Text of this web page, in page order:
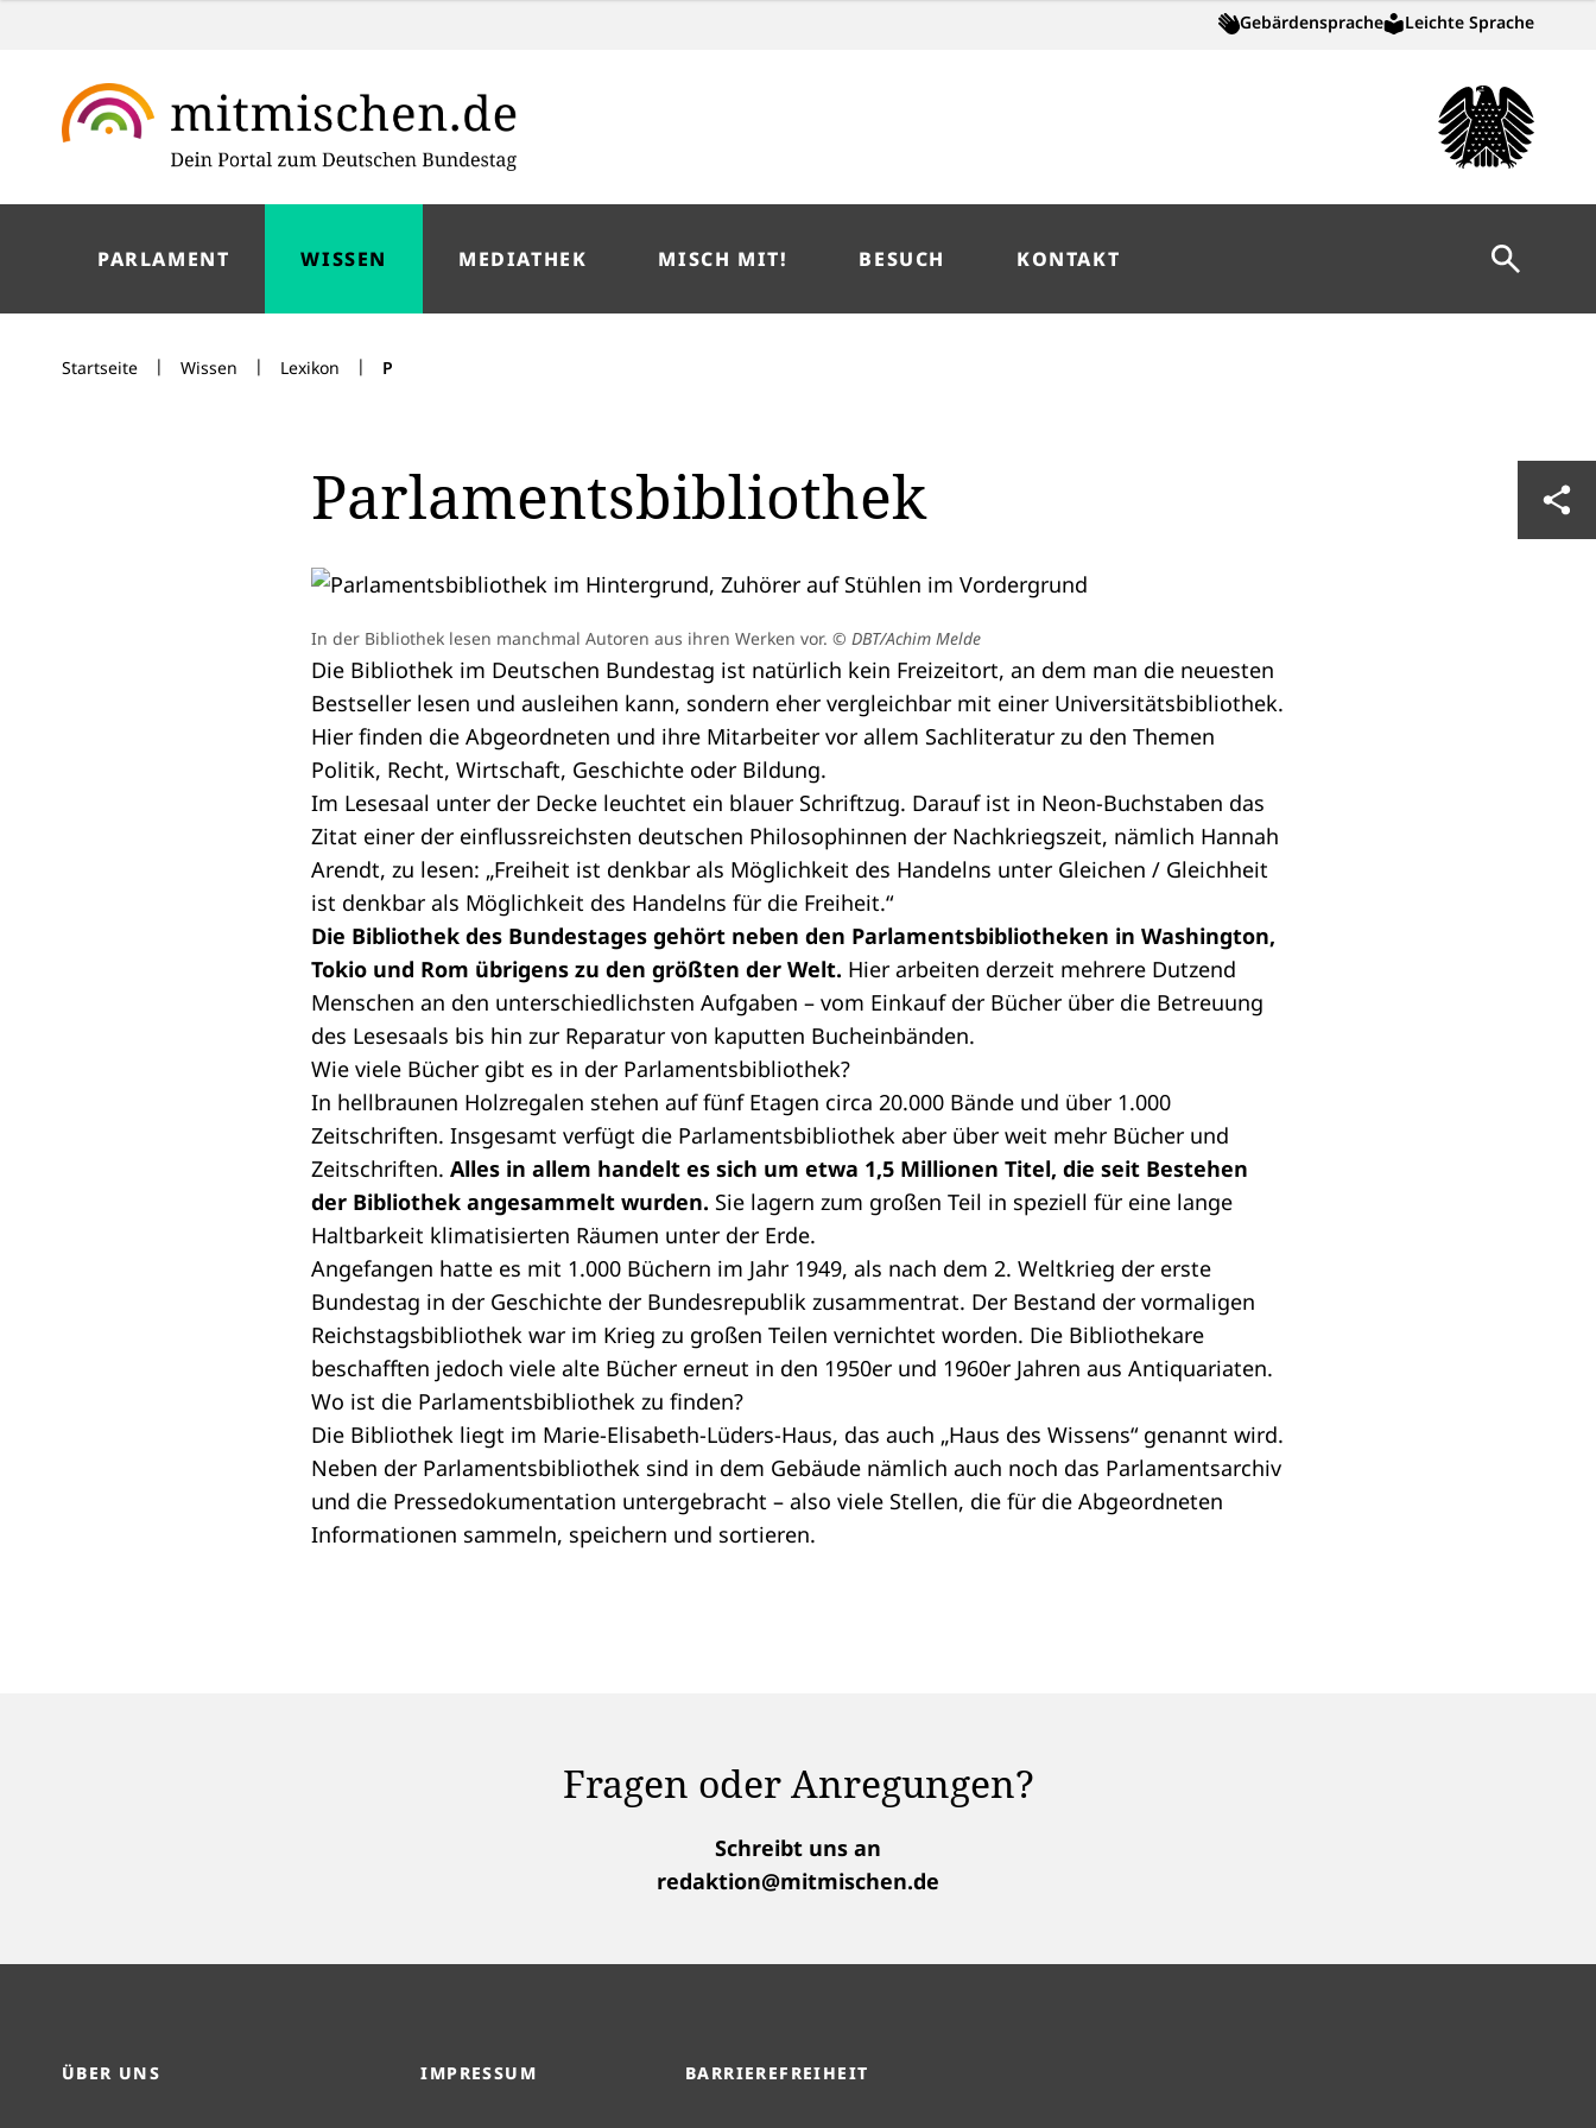
Gebärdensprache Leichte Sprache
PARLAMENT WISSEN MEDIATHEK MISCH MIT! BESUCH KONTAKT Suche
Startseite | Wissen | Lexikon | P
Parlamentsbibliothek
In der Bibliothek lesen manchmal Autoren aus ihren Werken vor. © DBT/Achim Melde
Die Bibliothek im Deutschen Bundestag ist natürlich kein Freizeitort, an dem man die neuesten
Bestseller lesen und ausleihen kann, sondern eher vergleichbar mit einer Universitätsbibliothek.
Hier finden die Abgeordneten und ihre Mitarbeiter vor allem Sachliteratur zu den Themen
Politik, Recht, Wirtschaft, Geschichte oder Bildung.
Im Lesesaal unter der Decke leuchtet ein blauer Schriftzug. Darauf ist in Neon-Buchstaben das
Zitat einer der einflussreichsten deutschen Philosophinnen der Nachkriegszeit, nämlich Hannah
Arendt, zu lesen: „Freiheit ist denkbar als Möglichkeit des Handelns unter Gleichen / Gleichheit
ist denkbar als Möglichkeit des Handelns für die Freiheit.“
Die Bibliothek des Bundestages gehört neben den Parlamentsbibliotheken in Washington,
Tokio und Rom übrigens zu den größten der Welt. Hier arbeiten derzeit mehrere Dutzend
Menschen an den unterschiedlichsten Aufgaben – vom Einkauf der Bücher über die Betreuung
des Lesesaals bis hin zur Reparatur von kaputten Bucheinbänden.
Wie viele Bücher gibt es in der Parlamentsbibliothek?
In hellbraunen Holzregalen stehen auf fünf Etagen circa 20.000 Bände und über 1.000
Zeitschriften. Insgesamt verfügt die Parlamentsbibliothek aber über weit mehr Bücher und
Zeitschriften. Alles in allem handelt es sich um etwa 1,5 Millionen Titel, die seit Bestehen
der Bibliothek angesammelt wurden. Sie lagern zum großen Teil in speziell für eine lange
Haltbarkeit klimatisierten Räumen unter der Erde.
Angefangen hatte es mit 1.000 Büchern im Jahr 1949, als nach dem 2. Weltkrieg der erste
Bundestag in der Geschichte der Bundesrepublik zusammentrat. Der Bestand der vormaligen
Reichstagsbibliothek war im Krieg zu großen Teilen vernichtet worden. Die Bibliothekare
beschafften jedoch viele alte Bücher erneut in den 1950er und 1960er Jahren aus Antiquariaten.
Wo ist die Parlamentsbibliothek zu finden?
Die Bibliothek liegt im Marie-Elisabeth-Lüders-Haus, das auch „Haus des Wissens“ genannt wird.
Neben der Parlamentsbibliothek sind in dem Gebäude nämlich auch noch das Parlamentsarchiv
und die Pressedokumentation untergebracht – also viele Stellen, die für die Abgeordneten
Informationen sammeln, speichern und sortieren.
Fragen oder Anregungen?
Schreibt uns an
redaktion@mitmischen.de
ÜBER UNS IMPRESSUM BARRIEREFREIHEIT